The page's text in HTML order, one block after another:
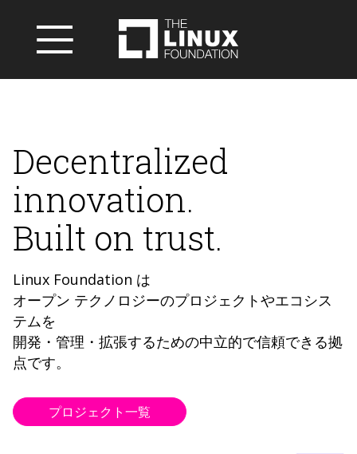
Decentralized
innovation.
Built on trust.
Linux Foundation は
オープン テクノロジーのプロジェクトやエコシス
テムを
開発・管理・拡張するための中立的で信頼できる拠
点です。
プロジェクト一覧